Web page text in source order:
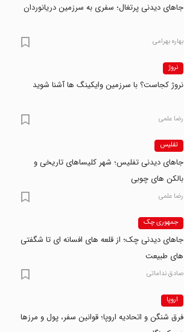
جاهای دیدنی پرتغال؛ سفری به سرزمین دریانوردان
بهاره بهرامی
نروژ
نروژ کجاست؟ با سرزمین وایکینگ ها آشنا شوید
رضا علمی
تفلیس
جاهای دیدنی تفلیس؛ شهر کلیساهای تاریخی و
بالکن های چوبی
رضا علمی
جمهوری چک
جاهای دیدنی چک؛ از قلعه های افسانه ای تا شگفتی
های طبیعت
صادق نداماتی
اروپا
فرق شنگن و اتحادیه اروپا؛ قوانین سفر، پول و مرزها